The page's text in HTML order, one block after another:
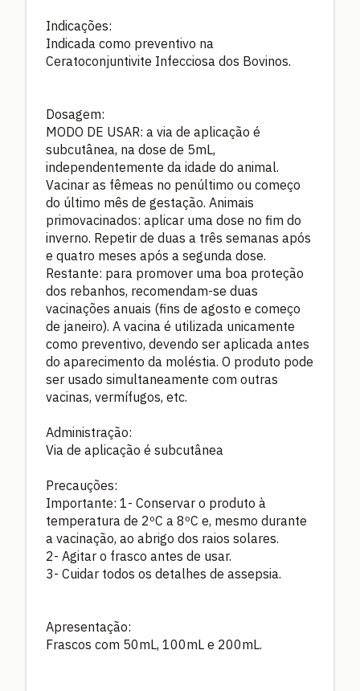
Indicações:
Indicada como preventivo na
Ceratoconjuntivite Infecciosa dos Bovinos.
Dosagem:
MODO DE USAR: a via de aplicação é
subcutânea, na dose de 5mL,
independentemente da idade do animal.
Vacinar as fêmeas no penúltimo ou começo
do último mês de gestação. Animais
primovacinados: aplicar uma dose no fim do
inverno. Repetir de duas a três semanas após
e quatro meses após a segunda dose.
Restante: para promover uma boa proteção
dos rebanhos, recomendam-se duas
vacinações anuais (fins de agosto e começo
de janeiro). A vacina é utilizada unicamente
como preventivo, devendo ser aplicada antes
do aparecimento da moléstia. O produto pode
ser usado simultaneamente com outras
vacinas, vermífugos, etc.
Administração:
Via de aplicação é subcutânea
Precauções:
Importante: 1- Conservar o produto à
temperatura de 2ºC a 8ºC e, mesmo durante
a vacinação, ao abrigo dos raios solares.
2- Agitar o frasco antes de usar.
3- Cuidar todos os detalhes de assepsia.
Apresentação:
Frascos com 50mL, 100mL e 200mL.